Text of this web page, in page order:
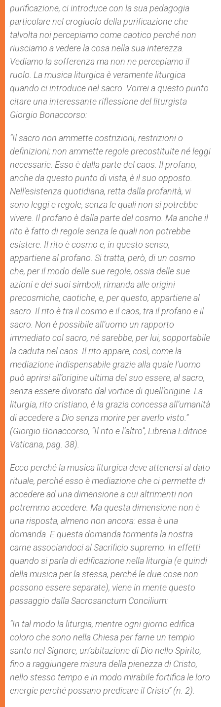
purificazione, ci introduce con la sua pedagogia
particolare nel crogiuolo della purificazione che
talvolta noi percepiamo come caotico perché non
riusciamo a vedere la cosa nella sua interezza.
Vediamo la sofferenza ma non ne percepiamo il
ruolo. La musica liturgica è veramente liturgica
quando ci introduce nel sacro. Vorrei a questo punto
citare una interessante riflessione del liturgista
Giorgio Bonaccorso:
“Il sacro non ammette costrizioni, restrizioni o
definizioni; non ammette regole precostituite né leggi
necessarie. Esso è dalla parte del caos. Il profano,
anche da questo punto di vista, è il suo opposto.
Nell’esistenza quotidiana, retta dalla profanità, vi
sono leggi e regole, senza le quali non si potrebbe
vivere. Il profano è dalla parte del cosmo. Ma anche il
rito è fatto di regole senza le quali non potrebbe
esistere. Il rito è cosmo e, in questo senso,
appartiene al profano. Si tratta, però, di un cosmo
che, per il modo delle sue regole, ossia delle sue
azioni e dei suoi simboli, rimanda alle origini
precosmiche, caotiche, e, per questo, appartiene al
sacro. Il rito è tra il cosmo e il caos, tra il profano e il
sacro. Non è possibile all’uomo un rapporto
immediato col sacro, né sarebbe, per lui, sopportabile
la caduta nel caos. Il rito appare, così, come la
mediazione indispensabile grazie alla quale l’uomo
può aprirsi all’origine ultima del suo essere, al sacro,
senza essere divorato dal vortice di quell’origine. La
liturgia, rito cristiano, è la grazia concessa all’umanità
di accedere a Dio senza morire per averlo visto.”
(Giorgio Bonaccorso, “Il rito e l’altro”, Libreria Editrice
Vaticana, pag. 38).
Ecco perché la musica liturgica deve attenersi al dato
rituale, perché esso è mediazione che ci permette di
accedere ad una dimensione a cui altrimenti non
potremmo accedere. Ma questa dimensione non è
una risposta, almeno non ancora: essa è una
domanda. E questa domanda tormenta la nostra
carne associandoci al Sacrificio supremo. In effetti
quando si parla di edificazione nella liturgia (e quindi
della musica per la stessa, perché le due cose non
possono essere separate), viene in mente questo
passaggio dallaSacrosanctum Concilium:
“In tal modo la liturgia, mentre ogni giorno edifica
coloro che sono nella Chiesa per farne un tempio
santo nel Signore, un’abitazione di Dio nello Spirito,
fino a raggiungere misura della pienezza di Cristo,
nello stesso tempo e in modo mirabile fortifica le loro
energie perché possano predicare il Cristo”(n. 2).